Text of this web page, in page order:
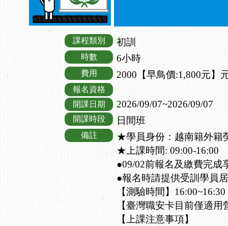
課程類別 初訓
時數 6小時
費用 2000【早鳥價:1,800元】
報名資格
開課日期
2026/09/07~2026/09/07
開課時段 日間班
備註
★學員身份：越南籍外籍
★上課時間: 09:00-16:00
●09/02前報名及繳費完成
●報名時請提供受訓學員
【測驗時間】16:00~16:30
【臺灣職安卡目前僅適
【上課注意事項】